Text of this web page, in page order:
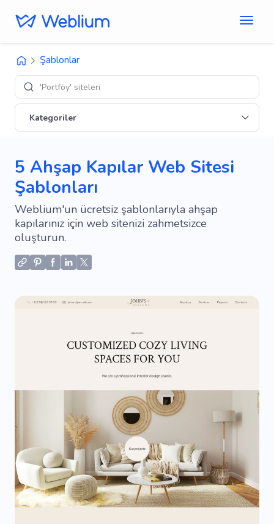
Şablonlar
'Portföy' siteleri
Kategoriler
5 Ahşap Kapılar Web Sitesi
Şablonları
Weblium'un ücretsiz şablonlarıyla ahşap
kapılarınız için web sitenizi zahmetsizce
oluşturun.